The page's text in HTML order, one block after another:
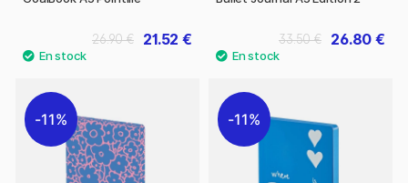
21.52 €
26.90 € 26.80 €
33.50 €
11% 11%